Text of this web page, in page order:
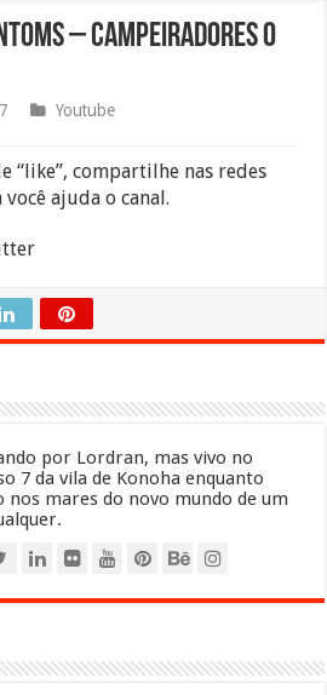
– Campeiradores o
Youtube
“like”, compartilhe nas redes
ajuda o canal.
por Lordran, mas vivo no
7 da vila de Konoha enquanto
nos mares do novo mundo de um